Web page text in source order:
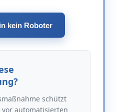
kein Roboter
schützt
automatisierten